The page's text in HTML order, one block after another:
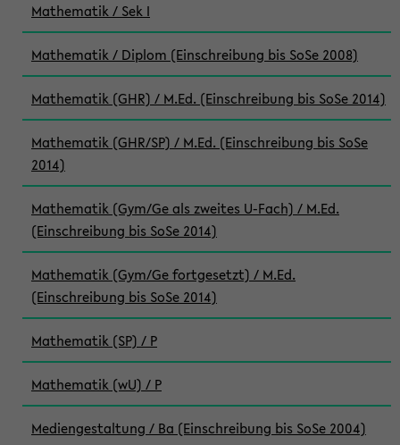
Mathematik / Sek I
Mathematik / Diplom (Einschreibung bis SoSe 2008)
Mathematik (GHR) / M.Ed. (Einschreibung bis SoSe 2014)
Mathematik (GHR/SP) / M.Ed. (Einschreibung bis SoSe
2014)
Mathematik (Gym/Ge als zweites U-Fach) / M.Ed.
(Einschreibung bis SoSe 2014)
Mathematik (Gym/Ge fortgesetzt) / M.Ed.
(Einschreibung bis SoSe 2014)
Mathematik (SP) / P
Mathematik (wU) / P
Mediengestaltung / Ba (Einschreibung bis SoSe 2004)